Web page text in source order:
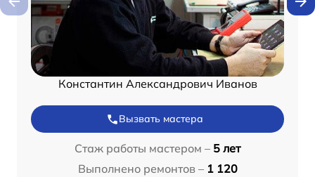
Константин Александрович Иванов
Вызвать мастера
Стаж работы мастером – 5 лет
Выполнено ремонтов – 1 120